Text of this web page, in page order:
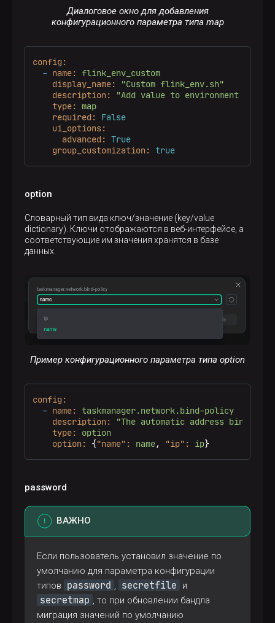
Диалоговое окно для добавления
конфигурационного параметра типа map
config:
- name: flink_env_custom
display_name:
"Custom flink_env.sh"
description:
"Add value to environment
type:
map
required:
False
ui_options:
advanced: True
group_customization: true
option
Словарный тип вида ключ/значение (key/value
dictionary). Ключи отображаются в веб-интерфейсе, а
соответствующие им значения хранятся в базе
данных.
Пример конфигурационного параметра типа option
config:
- name: taskmanager.network.bind-policy
description:
"The automatic address binding
type:
option
option:
{"name": name, "ip": ip}
password
ВАЖНО
Если пользователь установил значение по
умолчанию для параметра конфигурации
типов
password , secretfile и
secretmap , то при обновлении бандла
миграция значений по умолчанию